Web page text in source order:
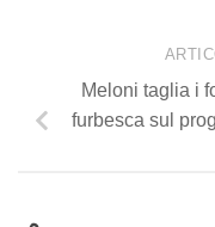
Meloni taglia i
furbesca sul